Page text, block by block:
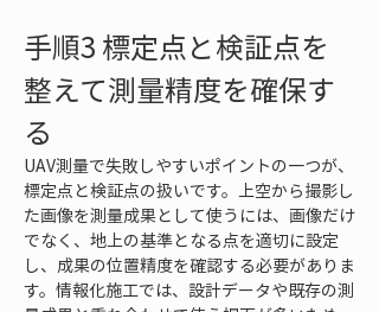
手順3 標定点と検証点を
整えて測量精度を確保す
る
UAV測量で失敗しやすいポイントの一つが、
標定点と検証点の扱いです。上空から撮影し
た画像を測量成果として使うには、画像だけ
でなく、地上の基準となる点を適切に設定
し、成果の位置精度を確認する必要がありま
す。情報化施工では、設計データや既存の測